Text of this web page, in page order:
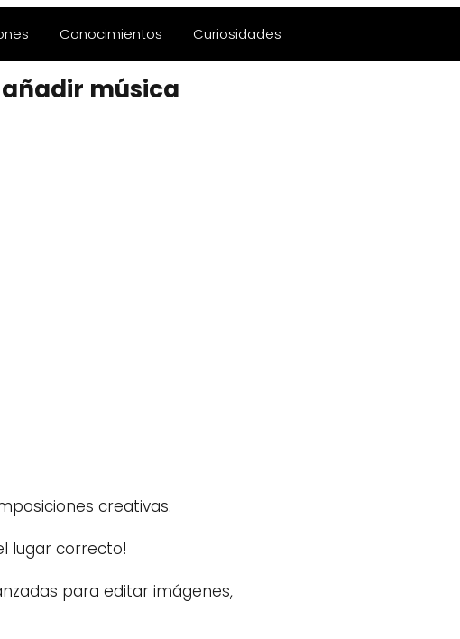
Conocimientos Curiosidades
música
creativas.
lugar correcto!
para editar imágenes,